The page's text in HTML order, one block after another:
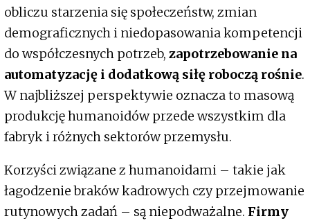
obliczu starzenia się społeczeństw, zmian
demograficznych i niedopasowania kompetencji
do współczesnych potrzeb, zapotrzebowanie na
automatyzację i dodatkową siłę roboczą rośnie.
W najbliższej perspektywie oznacza to masową
produkcję humanoidów przede wszystkim dla
fabryk i różnych sektorów przemysłu.
Korzyści związane z humanoidami – takie jak
łagodzenie braków kadrowych czy przejmowanie
rutynowych zadań – są niepodważalne. Firmy